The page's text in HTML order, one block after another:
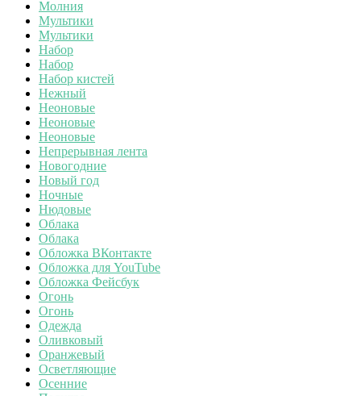
Молния
Мультики
Мультики
Набор
Набор
Набор кистей
Нежный
Неоновые
Неоновые
Неоновые
Непрерывная лента
Новогодние
Новый год
Ночные
Нюдовые
Облака
Облака
Обложка ВКонтакте
Обложка для YouTube
Обложка Фейсбук
Огонь
Огонь
Одежда
Оливковый
Оранжевый
Осветляющие
Осенние